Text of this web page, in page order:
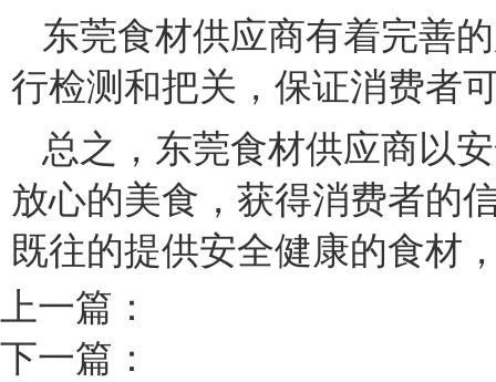
东莞食材供应商有着完善
行检测和把关，保证消费者
总之，东莞食材供应商以
放心的美食，获得消费者的
既往的提供安全健康的食材
上一篇：
下一篇：